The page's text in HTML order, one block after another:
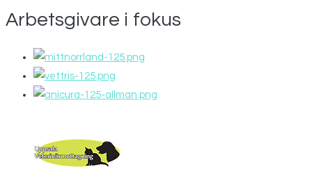
Arbetsgivare i fokus